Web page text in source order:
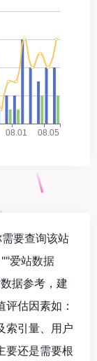
要查询该站
""爱站数据
据参考，建
估因素如：
索引量、用户
要还是需要根